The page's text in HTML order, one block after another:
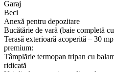
Garaj
Beci
Anexă pentru depozitare
Bucătărie de vară (baie completă
Terasă exterioară acoperită – 30
premium:
Tâmplărie termopan tripan cu
ridicată